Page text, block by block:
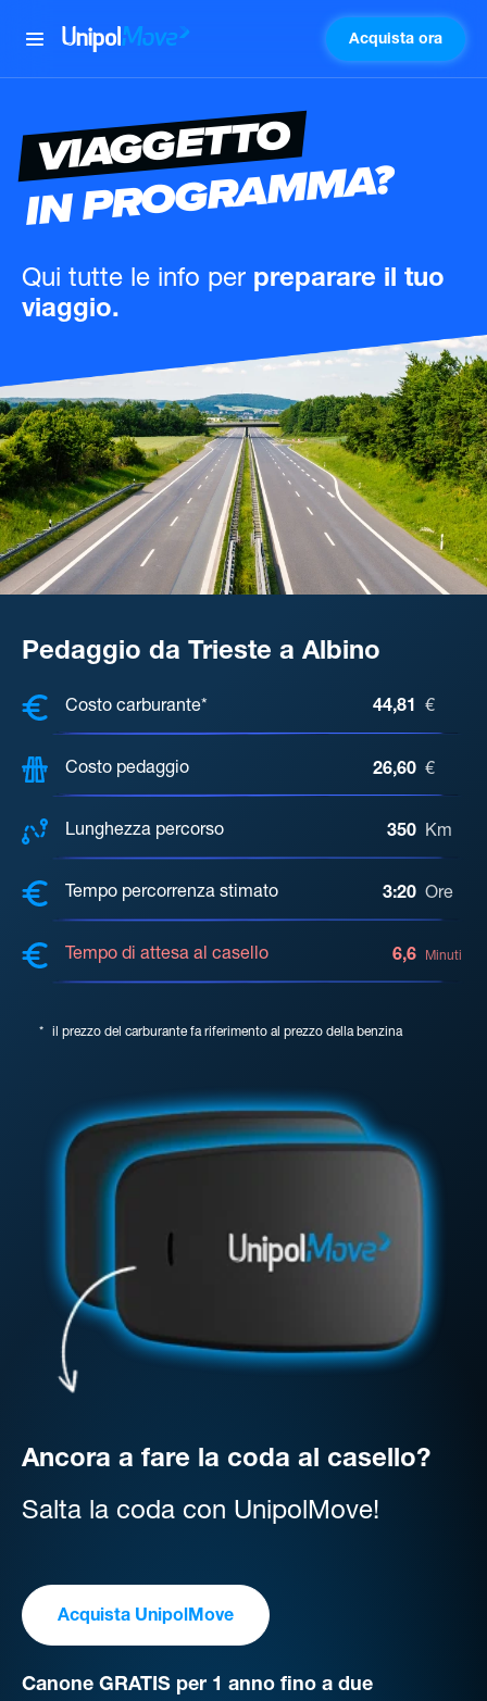
UnipolMove Acquista ora
VIAGGETTO
IN PROGRAMMA?
Qui tutte le info per preparare il tuo
viaggio.
Pedaggio da Trieste a Albino
COSTI, DISTANZA, TEMPO DI
Costo carburante* 44,81 €
Costo pedaggio 26,60 €
Lunghezza percorso 350 Km
Tempo percorrenza stimato 3:20 Ore
Tempo di attesa al casello 6,6 Minuti
* il prezzo del carburante fa riferimento al prezzo della benzina
Ancora a fare la coda al casello?
Salta la coda con UnipolMove!
Acquista UnipolMove
Canone GRATIS per 1 anno fino a due